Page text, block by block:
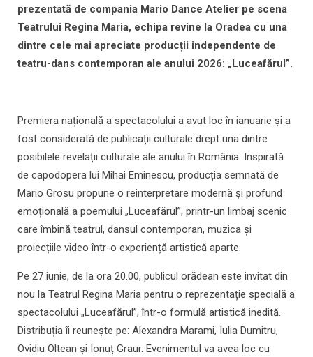
prezentată de compania Mario Dance Atelier pe scena
Teatrului Regina Maria, echipa revine la Oradea cu una
dintre cele mai apreciate producții independente de
teatru-dans contemporan ale anului 2026: „Luceafărul”.
Premiera națională a spectacolului a avut loc în ianuarie și a
fost considerată de publicații culturale drept una dintre
posibilele revelații culturale ale anului în România. Inspirată
de capodopera lui Mihai Eminescu, producția semnată de
Mario Grosu propune o reinterpretare modernă și profund
emoțională a poemului „Luceafărul”, printr-un limbaj scenic
care îmbină teatrul, dansul contemporan, muzica și
proiecțiile video într-o experiență artistică aparte.
Pe 27 iunie, de la ora 20.00, publicul orădean este invitat din
nou la Teatrul Regina Maria pentru o reprezentație specială a
spectacolului „Luceafărul”, într-o formulă artistică inedită.
Distribuția îi reunește pe: Alexandra Marami, Iulia Dumitru,
Ovidiu Oltean și Ionuț Graur. Evenimentul va avea loc cu